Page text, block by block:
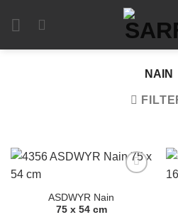
NAIN
Auswahl
hinzufügen
ASDWYR Nain
75 x 54 cm